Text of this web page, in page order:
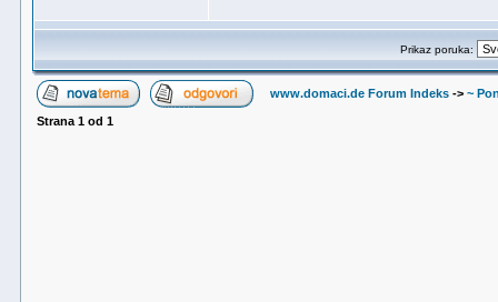
Prikaz poruka:
www.domaci.de Forum Indeks -> ~
Strana 1 od 1